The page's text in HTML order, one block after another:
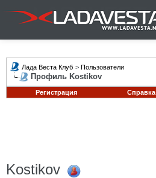
Лада Веста Клуб > Пользователи
Профиль Kostikov
Регистрация Справка
Kostikov